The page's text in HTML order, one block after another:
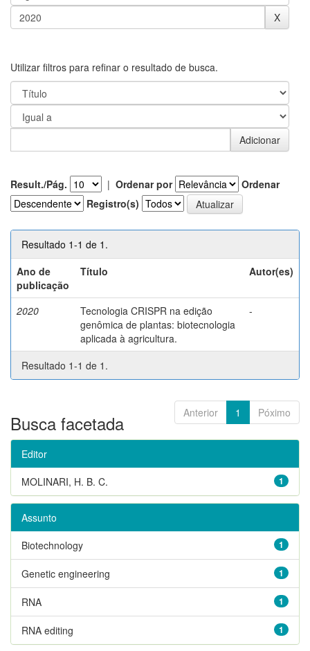
Utilizar filtros para refinar o resultado de busca.
Result./Pág. | Ordenar por
Ordenar
Registro(s)
Resultado 1-1 de 1.
Ano de
publicação
Título Autor(es)
2020
Tecnologia CRISPR na edição
genômica de plantas: biotecnologia
aplicada à agricultura.
-
Resultado 1-1 de 1.
Anterior 1 Póximo
Busca facetada
Editor
1
MOLINARI, H. B. C.
Assunto
1
Biotechnology
1
Genetic engineering
1
RNA
1
RNA editing